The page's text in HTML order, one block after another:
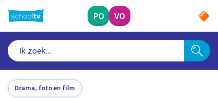
naar
hoofdinhoud
PO VO
Drama, foto en film